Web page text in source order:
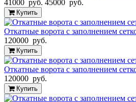
41000 руб. 45000 руб.
Купить
Откатные ворота с заполнением
120000 руб.
Купить
Откатные ворота с заполнением
120000 руб.
Купить